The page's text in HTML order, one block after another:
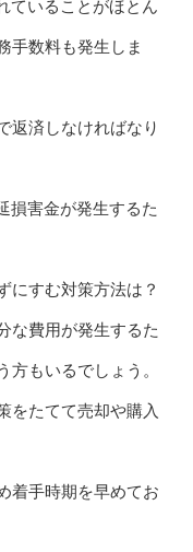
ていることがほとん
手数料も発生しま
返済しなければなり
損害金が発生するた
にすむ対策方法は？
な費用が発生するた
方もいるでしょう。
をたてて売却や購入
着手時期を早めてお